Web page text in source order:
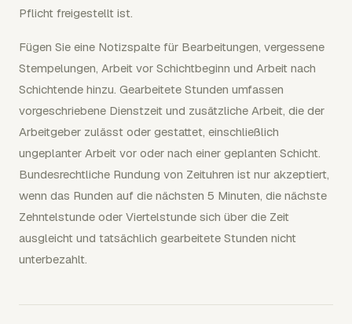
Pflicht freigestellt ist.
Fügen Sie eine Notizspalte für Bearbeitungen, vergessene
Stempelungen, Arbeit vor Schichtbeginn und Arbeit nach
Schichtende hinzu. Gearbeitete Stunden umfassen
vorgeschriebene Dienstzeit und zusätzliche Arbeit, die der
Arbeitgeber zulässt oder gestattet, einschließlich
ungeplanter Arbeit vor oder nach einer geplanten Schicht.
Bundesrechtliche Rundung von Zeituhren ist nur akzeptiert,
wenn das Runden auf die nächsten 5 Minuten, die nächste
Zehntelstunde oder Viertelstunde sich über die Zeit
ausgleicht und tatsächlich gearbeitete Stunden nicht
unterbezahlt.